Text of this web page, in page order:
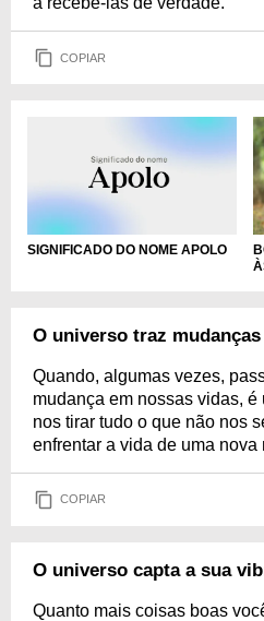
COPIAR
SIGNIFICADO DO NOME APOLO
O universo traz
Quando, algumas vezes,
mudança em nossas vidas,
nos tirar tudo o que não nos
enfrentar a vida de uma nova
COPIAR
O universo capta a sua
Quanto mais coisas boas